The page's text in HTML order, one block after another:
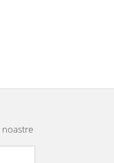
noastre